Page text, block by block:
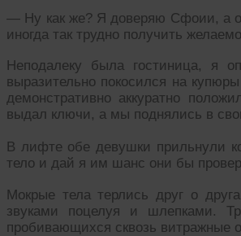
— Ну как же? Я доверяю Сфоии, а
иногда так трудно получить
Неподалеку была гостиница, я
выразительно покосился на
демонстративно аккуратно
выдал ключи, а мы поднялись в
В лифте обе девушки прильнули
тело и дай я им шанс они бы
Мокрые тела терлись друг о
звуками поцелуя и шлепками.
пробивающихся сквозь витражные